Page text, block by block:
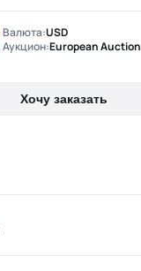
Валюта:USD
Аукцион:European Auction
Хочу заказать